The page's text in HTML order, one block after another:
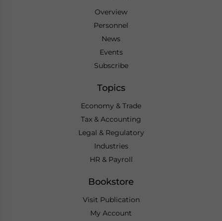
Overview
Personnel
News
Events
Subscribe
Topics
Economy & Trade
Tax & Accounting
Legal & Regulatory
Industries
HR & Payroll
Bookstore
Visit Publication
My Account